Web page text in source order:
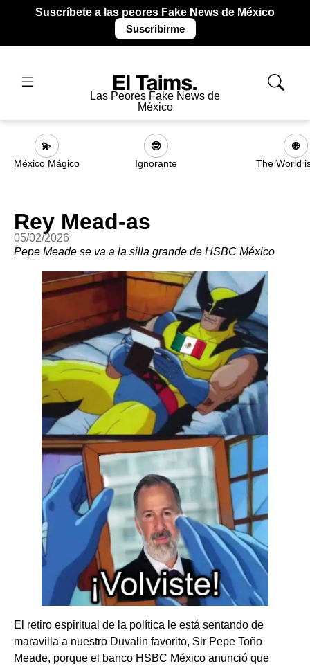
Suscríbete a las peores Fake News de México
Suscribirme
Las Peores Fake News de
México
💫
México Mágico
🤓
Ignorante
🌐
The World
Rey Mead-as
05/02/2026
Pepe Meade se va a la silla grande de HSBC México
El retiro espiritual de la política le está sentando de
maravilla a nuestro Duvalin favorito, Sir Pepe Toño
Meade, porque el banco HSBC México anunció que